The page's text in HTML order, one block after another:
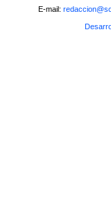
E-mail: